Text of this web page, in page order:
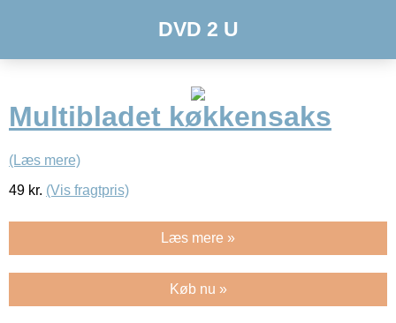
DVD 2 U
Multibladet køkkensaks
(Læs mere)
49 kr. (Vis fragtpris)
Læs mere »
Køb nu »